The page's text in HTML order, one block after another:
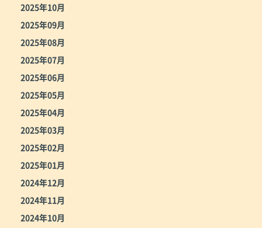
2025年10月
2025年09月
2025年08月
2025年07月
2025年06月
2025年05月
2025年04月
2025年03月
2025年02月
2025年01月
2024年12月
2024年11月
2024年10月